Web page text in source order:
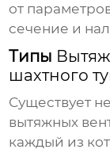
от
сечение и
Типы
шахтного
Существует
вытяжных
каждый из